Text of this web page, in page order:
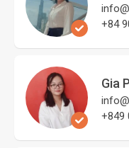
+84
Gia
+849